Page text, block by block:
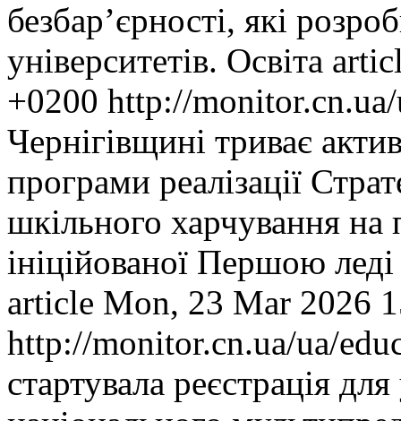
безбар’єрності, які
університетів. Освіта
+0200 http://
Чернігівщині триває
програми реалізації
шкільного харчування на
ініційованої Першою
article Mon, 23 Mar 2026
http://monitor.cn.ua/ua/
стартувала реєстрація